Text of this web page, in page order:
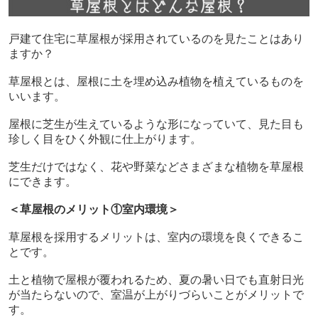
戸建て住宅に草屋根が採用されているのを見たことはあり
ますか？
草屋根とは、屋根に土を埋め込み植物を植えているものを
いいます。
屋根に芝生が生えているような形になっていて、見た目も
珍しく目をひく外観に仕上がります。
芝生だけではなく、花や野菜などさまざまな植物を草屋根
にできます。
＜草屋根のメリット①室内環境＞
草屋根を採用するメリットは、室内の環境を良くできるこ
とです。
土と植物で屋根が覆われるため、夏の暑い日でも直射日光
が当たらないので、室温が上がりづらいことがメリットで
す。